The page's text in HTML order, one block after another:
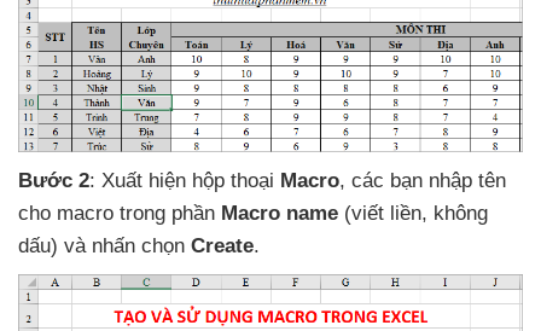
Bước 2: Xuất hiện hộp thoại Macro, các bạn nhập tên
cho macro trong phần Macro name (viết liền, không
dấu) và nhấn chọn Create.